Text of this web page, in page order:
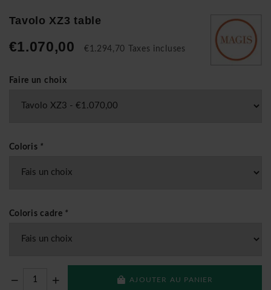
Tavolo XZ3 table
€1.070,00 €1.294,70 Taxes incluses
Faire un choix
Coloris *
Coloris cadre *
AJOUTER AU PANIER